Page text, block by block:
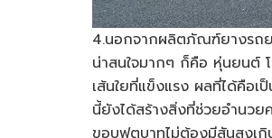
4.นอกจากผลิตภัณฑ์ยางรถ
น่าสนใจมากๆ ก็คือ หุ่นยนต์
เส้นใยที่แข็งแรง ผลที่ได้คือ
นี้ยังได้สร้างสิ่งที่ช่วยอำนวย
ขอบฟุตบาทไม่ต้องมีสันสูงเ